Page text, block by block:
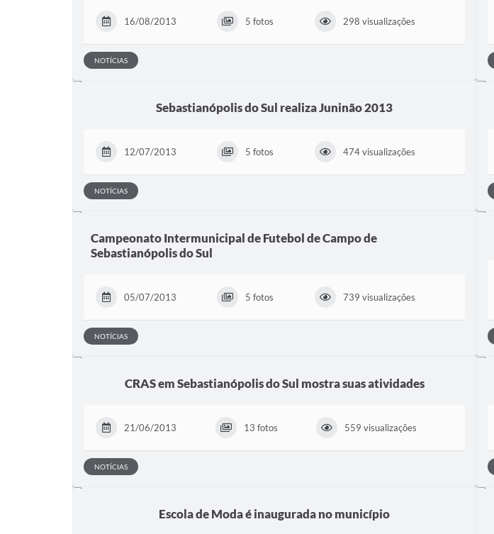
16/08/2013 5 fotos 298 visualizações
NOTÍCIAS
Sebastianópolis do Sul realiza Juninão 2013
12/07/2013 5 fotos 474 visualizações
NOTÍCIAS
Campeonato Intermunicipal de Futebol de Campo de
Sebastianópolis do Sul
05/07/2013 5 fotos 739 visualizações
NOTÍCIAS
CRAS em Sebastianópolis do Sul mostra suas atividades
21/06/2013 13 fotos 559 visualizações
NOTÍCIAS
Escola de Moda é inaugurada no município